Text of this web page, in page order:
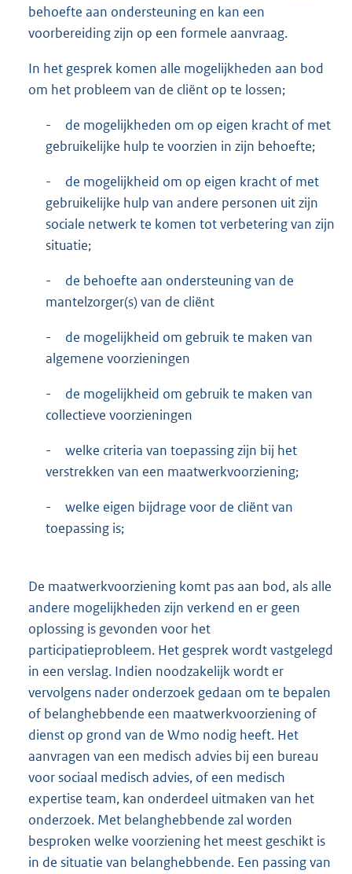
behoefte aan ondersteuning en kan een
voorbereiding zijn op een formele aanvraag.
In het gesprek komen alle mogelijkheden aan bod
om het probleem van de cliënt op te lossen;
-
de mogelijkheden om op eigen kracht of met
gebruikelijke hulp te voorzien in zijn behoefte;
-
de mogelijkheid om op eigen kracht of met
gebruikelijke hulp van andere personen uit zijn
sociale netwerk te komen tot verbetering van zijn
situatie;
-
de behoefte aan ondersteuning van de
mantelzorger(s) van de cliënt
-
de mogelijkheid om gebruik te maken van
algemene voorzieningen
-
de mogelijkheid om gebruik te maken van
collectieve voorzieningen
-
welke criteria van toepassing zijn bij het
verstrekken van een maatwerkvoorziening;
-
welke eigen bijdrage voor de cliënt van
toepassing is;
De maatwerkvoorziening komt pas aan bod, als alle
andere mogelijkheden zijn verkend en er geen
oplossing is gevonden voor het
participatieprobleem. Het gesprek wordt vastgelegd
in een verslag. Indien noodzakelijk wordt er
vervolgens nader onderzoek gedaan om te bepalen
of belanghebbende een maatwerkvoorziening of
dienst op grond van de Wmo nodig heeft. Het
aanvragen van een medisch advies bij een bureau
voor sociaal medisch advies, of een medisch
expertise team, kan onderdeel uitmaken van het
onderzoek. Met belanghebbende zal worden
besproken welke voorziening het meest geschikt is
in de situatie van belanghebbende. Een passing van